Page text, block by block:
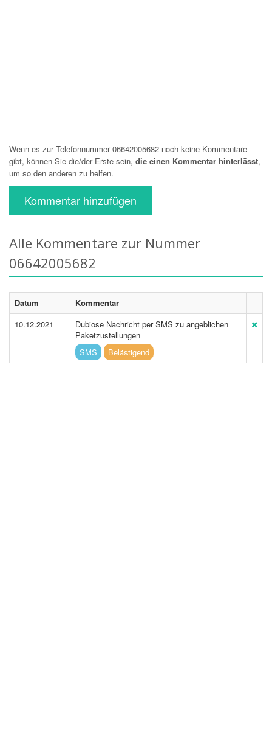
Wenn es zur Telefonnummer 06642005682 noch keine Kommentare
gibt, können Sie die/der Erste sein, die einen Kommentar hinterlässt,
um so den anderen zu helfen.
Kommentar hinzufügen
Alle Kommentare zur Nummer
06642005682
Datum
Kommentar
10.12.2021
Dubiose Nachricht per SMS zu angeblichen
Paketzustellungen
SMS
Belästigend